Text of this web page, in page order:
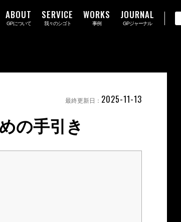
ABOUT
GPについて
SERVICE
我々のシゴト
WORKS
事例
JOURNAL
GPジャーナル
の手引き
最終更新日： 2025-11-13